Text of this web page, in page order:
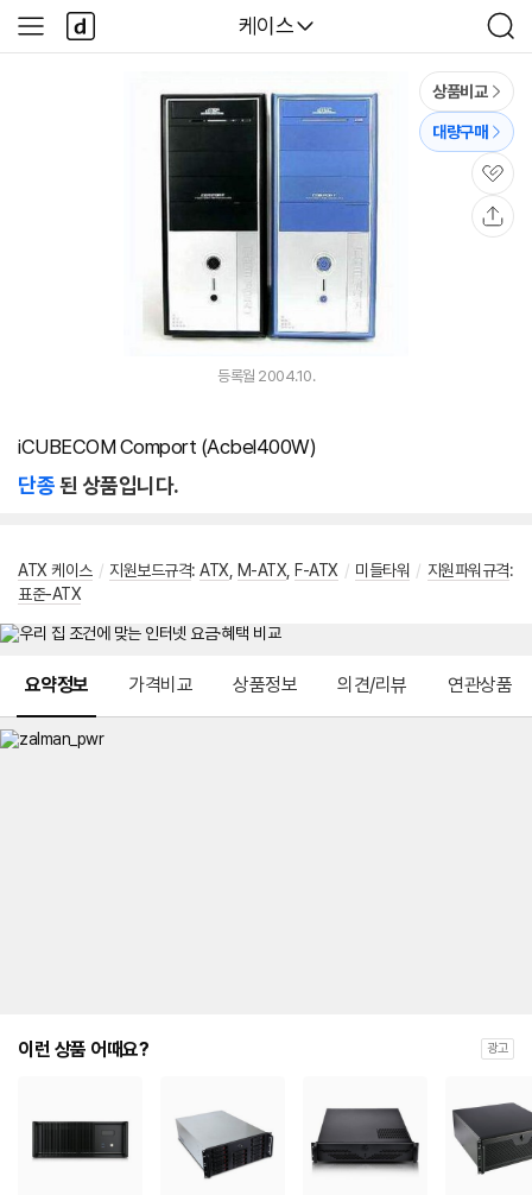
다나와
케이스
검
색
사
이
다
나
와
상품비교
대량구매
관
심
등록월 2004.10.
iCUBECOM Comport (Acbel400W)
단종된 상품입니다.
ATX 케이스 / 지원보드규격: ATX M-ATX F-ATX / 미들타워 / 지원파워규격:
표준-ATX
요약정보 가격비교 상품정보 의견/리뷰 연관상품
이런 상품 어때요? 광고